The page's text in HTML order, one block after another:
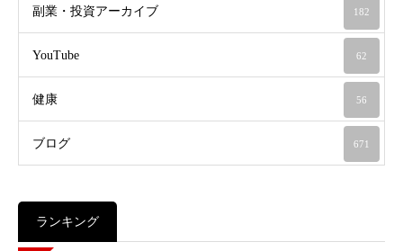
副業・投資アーカイブ 182
YouTube 62
健康 56
ブログ 671
ランキング